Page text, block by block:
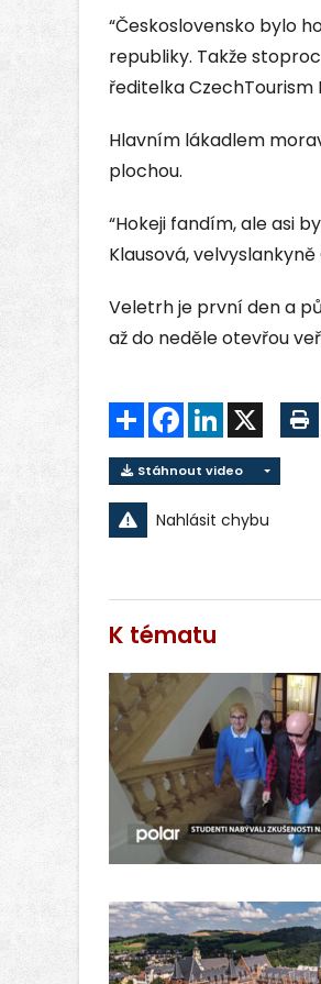
“Československo bylo
republiky. Takže
ředitelka CzechTourism
Hlavním lákadlem
plochou.
“Hokeji fandím, ale asi
Klausová, velvyslankyně
Veletrh je první den a
až do neděle otevřou
Sdílet FacebookLinkedIn
Stáhnout video
Nahlásit chybu
K tématu